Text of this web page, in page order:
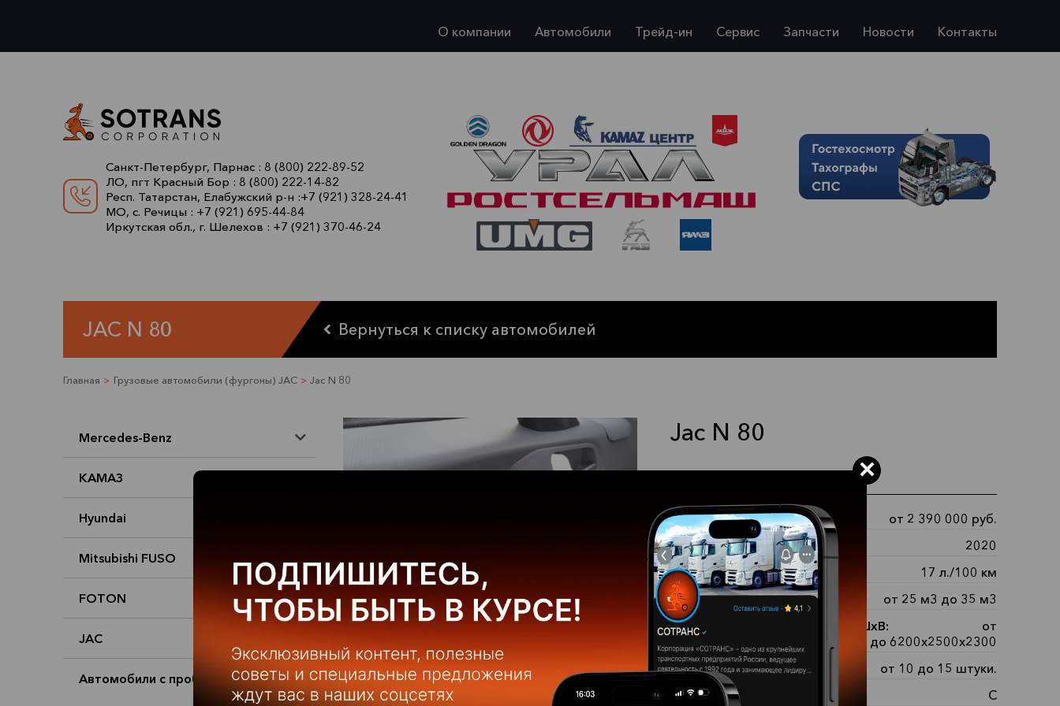
О компании Автомобили Трейд-ин Сервис Запчасти Новости Контакты
Санкт-Петербург, Парнас : 8 (800) 222-89-52
ЛО, пгт Красный Бор : 8 (800) 222-14-82
Респ. Татарстан, Елабужский р-н :+7 (921) 328-24-41
МО, с. Речицы : +7 (921) 695-44-84
Иркутская обл., г. Шелехов : +7 (921) 370-46-24
JAC N 80 Вернуться к списку автомобилей
Главная > Грузовые автомобили (фургоны) JAC > Jac N 80
Mercedes-Benz
КАМАЗ
Hyundai
Mitsubishi FUSO
FOTON
JAC
Автомобили с пробегом
Заказать автомобиль
Jac N 80
Цена:
от 2 390 000 руб.
Год:
2020
Расход:
17 л./100 км
Объем грузового отсека:
от 25 м3 до 35 м3
Размеры грузового отсека ДхШхВ:
от
5200х2200х2200 до 6200х2500х2300
Паллетовместимость:
от 10 до 15 штуки.
Автомобиль категории:
С
×